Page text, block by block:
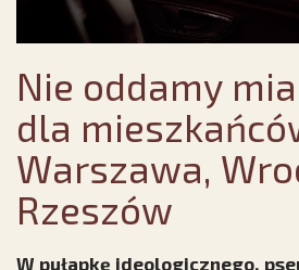
Nie oddamy
dla
Warszawa,
Rzeszów
W pułapkę ideologicznego,